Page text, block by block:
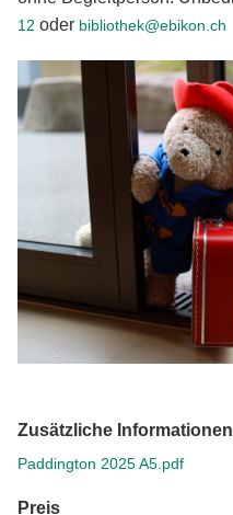
12 oder bibliothek@ebikon.ch
Zusätzliche Informationen
Paddington 2025 A5.pdf
Preis